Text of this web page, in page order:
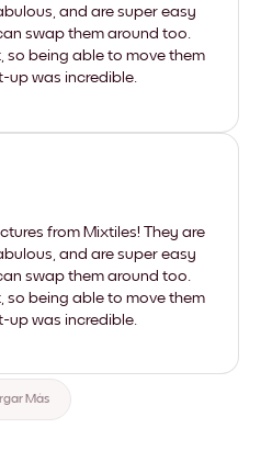
and are super easy
swap them around too.
so being able to move them
up was incredible.
from Mixtiles! They are
and are super easy
swap them around too.
so being able to move them
up was incredible.
Más